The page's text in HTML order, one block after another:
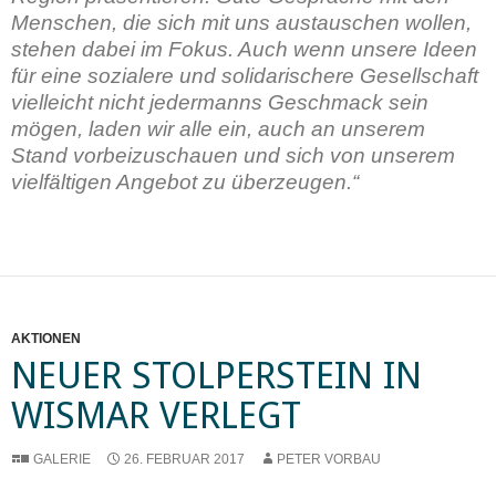
Menschen, die sich mit uns austauschen wollen,
stehen dabei im Fokus. Auch wenn unsere Ideen
für eine sozialere und solidarischere Gesellschaft
vielleicht nicht jedermanns Geschmack sein
mögen, laden wir alle ein, auch an unserem
Stand vorbeizuschauen und sich von unserem
vielfältigen Angebot zu überzeugen.“
AKTIONEN
NEUER STOLPERSTEIN IN
WISMAR VERLEGT
GALERIE 26. FEBRUAR 2017 PETER VORBAU